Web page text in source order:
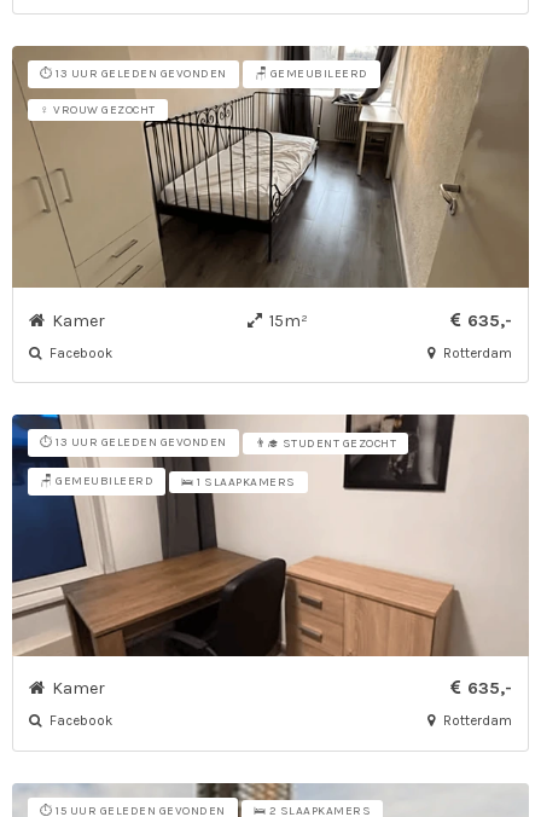
⏱️ 13 UUR GELEDEN GEVONDEN 🪑 GEMEUBILEERD
♀ VROUW GEZOCHT
Kamer 15m² 635,-
Facebook Rotterdam
⏱️ 13 UUR GELEDEN GEVONDEN 👨‍🎓 STUDENT GEZOCHT
🪑 GEMEUBILEERD 🛌 1 SLAAPKAMERS
Kamer 635,-
Facebook Rotterdam
⏱️ 15 UUR GELEDEN GEVONDEN 🛌 2 SLAAPKAMERS